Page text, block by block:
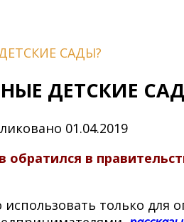
САДЫ?
ДЕТСКИЕ
01.04.2019
в
только для